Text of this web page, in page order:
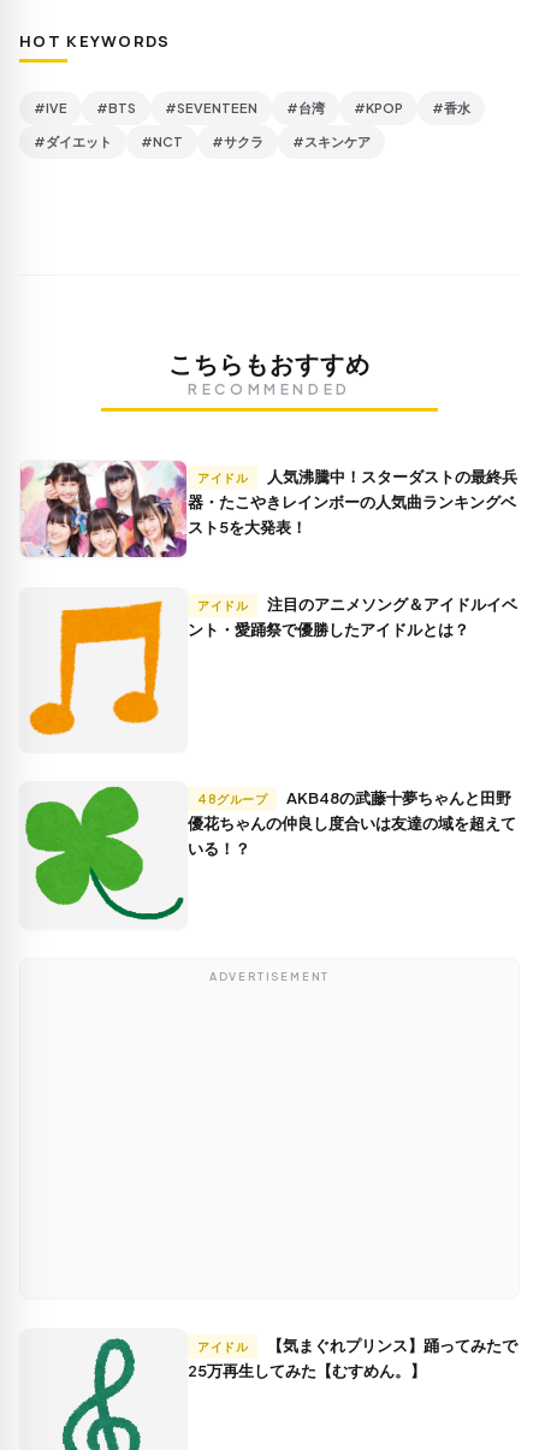
HOT KEYWORDS
#IVE #BTS #SEVENTEEN #台湾 #KPOP #香水
#ダイエット #NCT #サクラ #スキンケア
こちらもおすすめ
RECOMMENDED
アイドル
器・たこやきレインボーの人気曲ランキングベ
スト5を大発表！
アイドル
ント・愛踊祭で優勝したアイドルとは？
48グループ
優花ちゃんの仲良し度合いは友達の域を超えて
いる！？
ADVERTISEMENT
アイドル
25万再生してみた【むすめん。】